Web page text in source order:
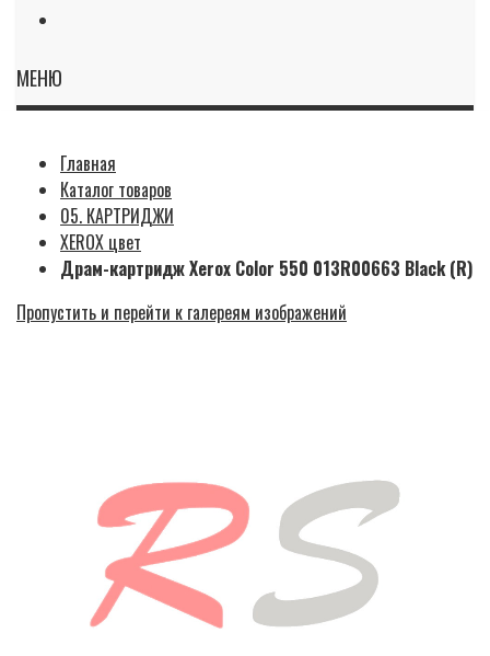
МЕНЮ
Главная
Каталог товаров
05. КАРТРИДЖИ
XEROX цвет
Драм-картридж Xerox Color 550 013R00663 Black (R)
Пропустить и перейти к галереям изображений